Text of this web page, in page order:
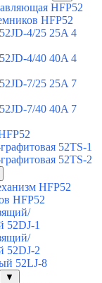
HFP52
HFP52
4/25 25A 4
4/40 40A 4
7/25 25A 7
7/40 40A 7
52TS-1
52TS-2
HFP52
HFP52
52DJ-1
52DJ-2
52LJ-8
▼